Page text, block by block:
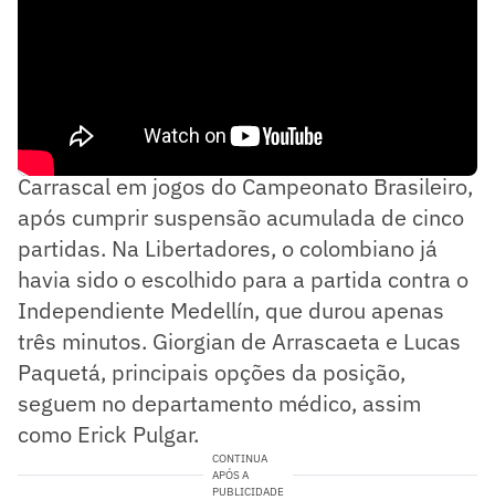
A principal novidade é o retorno de Jorge
Carrascal em jogos do Campeonato Brasileiro,
após cumprir suspensão acumulada de cinco
partidas. Na Libertadores, o colombiano já
havia sido o escolhido para a partida contra o
Independiente Medellín, que durou apenas
três minutos. Giorgian de Arrascaeta e Lucas
Paquetá, principais opções da posição,
seguem no departamento médico, assim
como Erick Pulgar.
CONTINUA
APÓS A
PUBLICIDADE